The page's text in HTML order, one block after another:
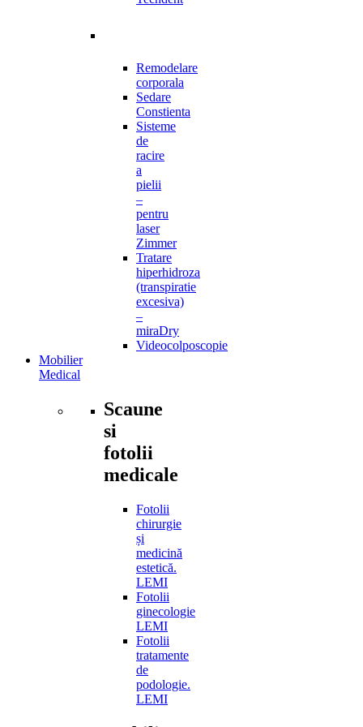
Remodelare
corporala
Sedare
Constienta
Sisteme
de
racire
a
pielii
–
pentru
laser
Zimmer
Tratare
hiperhidroza
(transpiratie
excesiva)
–
miraDry
Videocolposcopie
Mobilier
Medical
Scaune
si
fotolii
medicale
Fotolii
chirurgie
și
medicină
estetică.
LEMI
Fotolii
ginecologie
LEMI
Fotolii
tratamente
de
podologie.
LEMI